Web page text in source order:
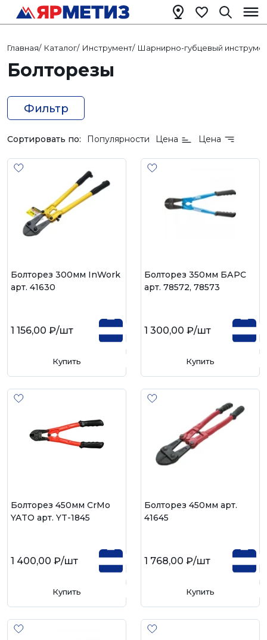
Главная/ Каталог/ Инструмент/ Шарнирно-губцевый
Болторезы
Фильтр
Сортировать по: Популярности Цена Цена
Болторез 300мм InWork
арт. 41630
1 156,00 ₽/шт
Купить
Болторез 350мм БАРС
арт. 78572, 78573
1 300,00 ₽/шт
Купить
Болторез 450мм CrMo
YATO арт. YT-1845
1 400,00 ₽/шт
Купить
Болторез 450мм арт.
41645
1 768,00 ₽/шт
Купить